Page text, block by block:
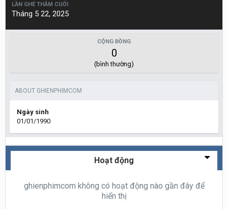
LẦN GHÉ THĂM CUỐI
Tháng 5 22, 2025
CỘNG ĐỒNG
0
(bình thường)
ABOUT GHIENPHIMCOM
Ngày sinh
01/01/1990
Hoạt động
ghienphimcom không có hoạt động nào gần đây để
hiển thị